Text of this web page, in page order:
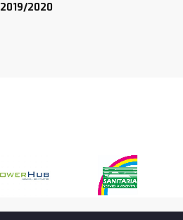
2019/2020